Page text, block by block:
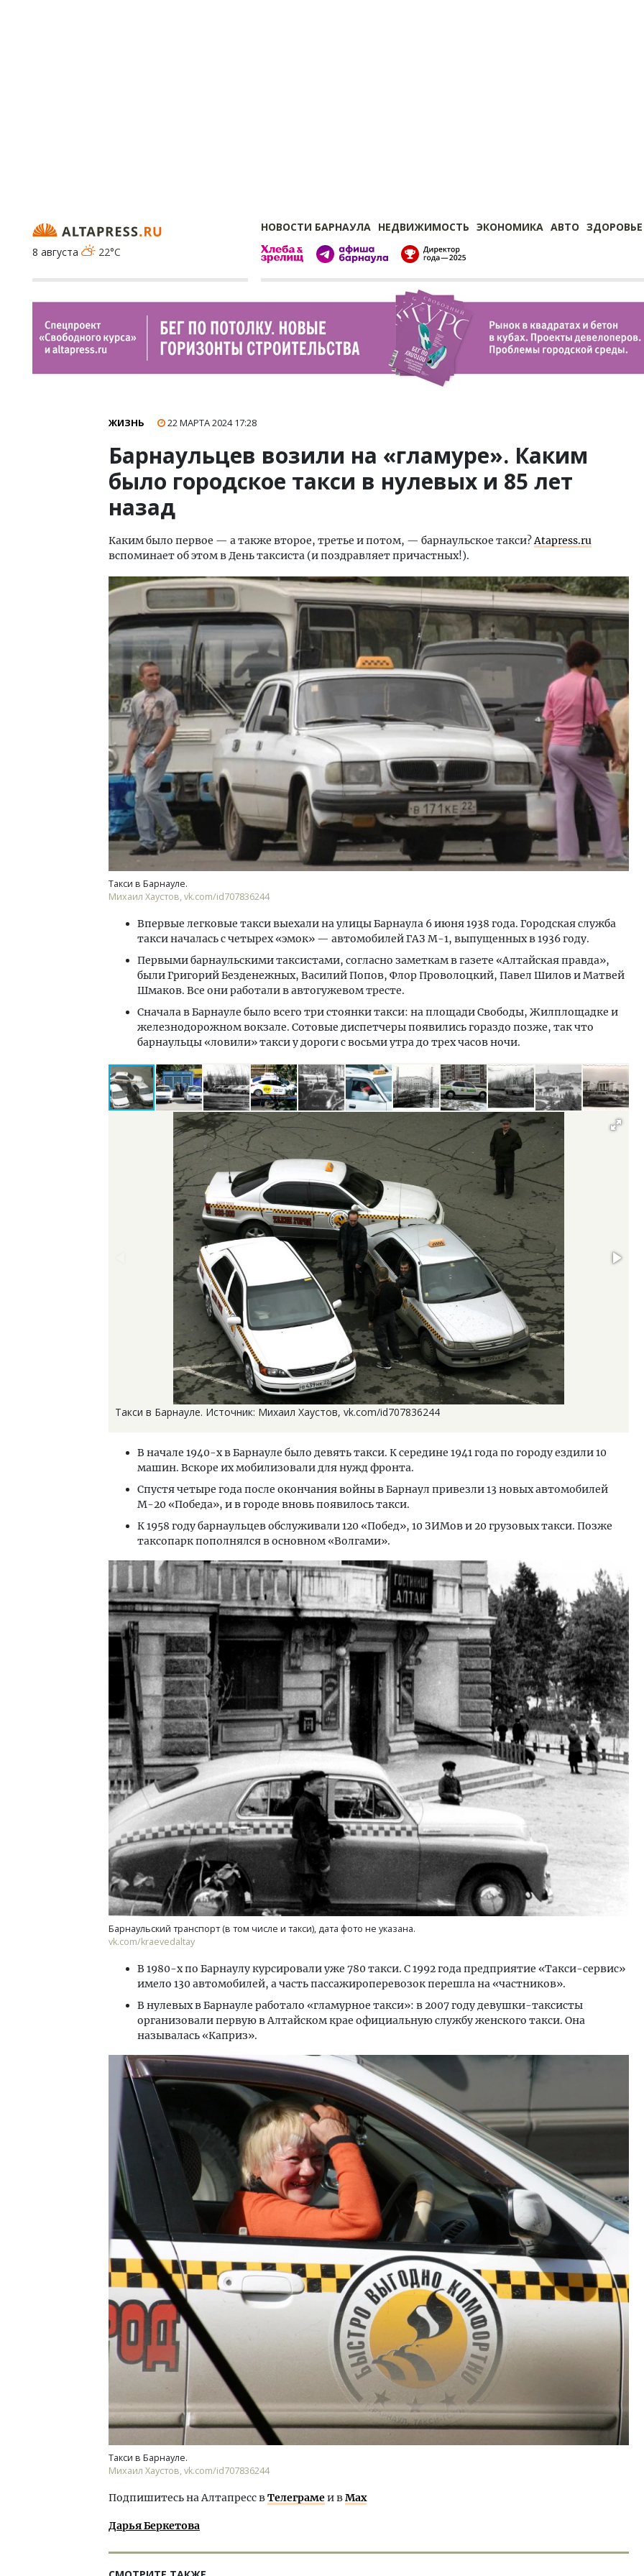
НОВОСТИ БАРНАУЛА НЕДВИЖИМОСТЬ ЭКОНОМИКА АВТО ЗДОРОВЬЕ
8 августа
22°C
ЖИЗНЬ 22 МАРТА 202417:28
Барнаульцев возили на «гламуре». Каким
было городское такси в нулевых и 85 лет
назад
Каким было первое — а также второе, третье и потом, — барнаульское такси?Atapress.ru
вспоминает об этом в День таксиста (и поздравляет причастных!).
Такси в Барнауле.
Михаил Хаустов, vk.com/id707836244
Впервые легковые такси выехали на улицы Барнаула 6 июня 1938 года. Городская служба
такси началась с четырех «эмок» — автомобилей ГАЗ М-1, выпущенных в 1936 году.
Первыми барнаульскими таксистами, согласно заметкам в газете «Алтайская правда»,
были Григорий Безденежных, Василий Попов, Флор Проволоцкий, Павел Шилов и Матвей
Шмаков. Все они работали в автогужевом тресте.
Сначала в Барнауле было всего три стоянки такси: на площади Свободы, Жилплощадке и
железнодорожном вокзале. Сотовые диспетчеры появились гораздо позже, так что
барнаульцы «ловили» такси у дороги с восьми утра до трех часов ночи.
Такси в Барнауле. Источник: Михаил Хаустов, vk.com/id707836244
В начале 1940-х в Барнауле было девять такси. К середине 1941 года по городу ездили 10
машин. Вскоре их мобилизовали для нужд фронта.
Спустя четыре года после окончания войны в Барнаул привезли 13 новых автомобилей
М-20 «Победа», и в городе вновь появилось такси.
К 1958 году барнаульцев обслуживали 120 «Побед», 10 ЗИМов и 20 грузовых такси. Позже
таксопарк пополнялся в основном «Волгами».
Барнаульский транспорт (в том числе и такси), дата фото не указана.
vk.com/kraevedaltay
В 1980-х по Барнаулу курсировали уже 780 такси. С 1992 года предприятие «Такси-сервис»
имело 130 автомобилей, а часть пассажироперевозок перешла на «частников».
В нулевых в Барнауле работало «гламурное такси»: в 2007 году девушки-таксисты
организовали первую в Алтайском крае официальную службу женского такси. Она
называлась «Каприз».
Такси в Барнауле.
Михаил Хаустов, vk.com/id707836244
Подпишитесь на Алтапресс вТелеграмеи вMax
Дарья Беркетова
Смелость архитектурных идей.
Генеральный директор компании
ЗИАС — об эстетике городов,
трендах в фасадах и развитии рынка
СТРОИТЕЛЬСТВО
Ищем новые берега. Гендиректор
«Жилищной инициативы» Юрий
Гатилов — о том, как девелоперу
оставаться на плаву, когда рынок
штормит
СТРОИТЕЛЬСТВО
Архитектурный код
земли. Мощение
плитами становится
стандартом
СТРОИТЕЛЬСТВО